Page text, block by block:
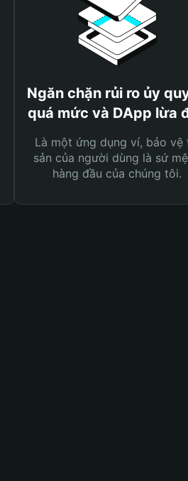
Ngăn chặn rủi ro ủy
quá mức và DApp lừa
Là một ứng dụng ví, bảo vệ
sản của người dùng là sứ
hàng đầu của chúng tôi.